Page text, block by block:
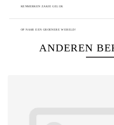
KENMERKEN ZAKJE GELUK
OP NAAR EEN GROENERE WERELD!
ANDEREN